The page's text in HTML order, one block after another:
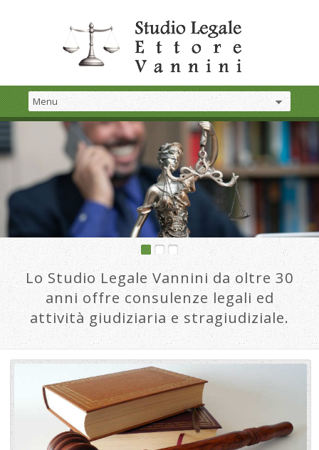
Lo Studio Legale Vannini da oltre 30
anni offre consulenze legali ed
attività giudiziaria e stragiudiziale.